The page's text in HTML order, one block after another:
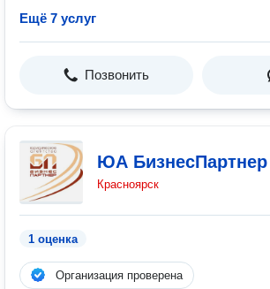
Ещё 7 услуг
Позвонить
ЮА БизнесПартнер
Красноярск
1 оценка
Организация проверена